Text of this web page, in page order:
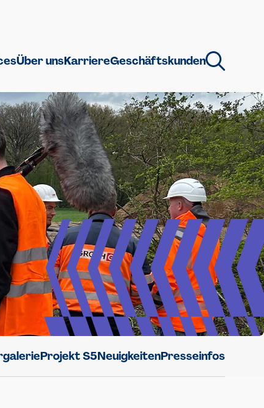
Über unsKarriereGeschäftskunden
Projekt S5NeuigkeitenPresseinfos